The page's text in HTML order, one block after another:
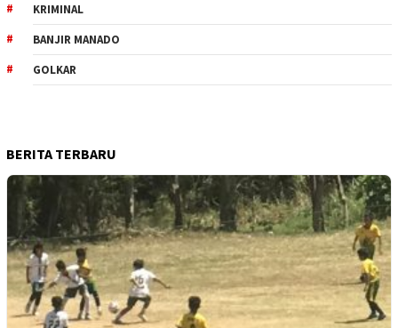
KRIMINAL
BANJIR MANADO
GOLKAR
BERITA TERBARU